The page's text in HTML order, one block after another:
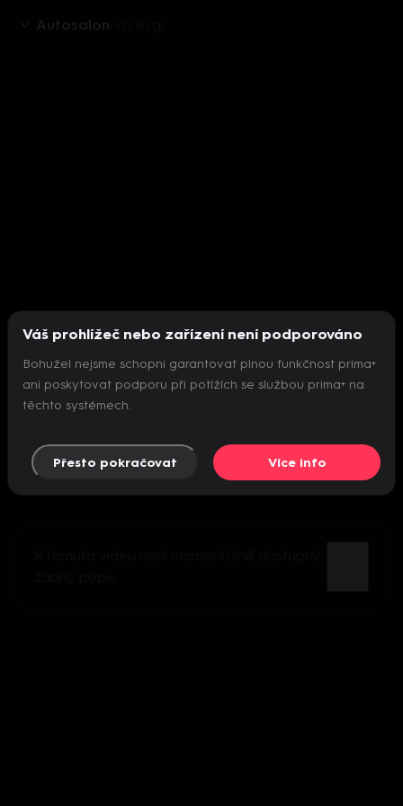
Autosalon
Nepodařilo se inicializovat přehrávač
Váš prohlížeč nebo zařízení není podporováno
Bohužel nejsme schopni garantovat plnou funkčnost prima+
ani poskytovat podporu při potížích se službou prima+ na
těchto systémech.
Přesto pokračovat Více info